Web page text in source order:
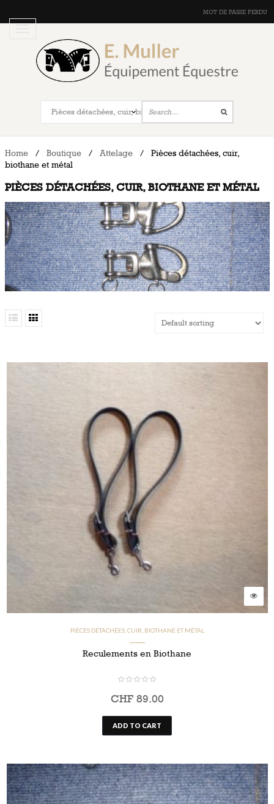
MOT DE PASSE PERDU
Home / Boutique / Attelage /
Pièces détachées, cuir,
biothane et métal
PIÈCES DÉTACHÉES, CUIR, BIOTHANE ET MÉTAL
PIÈCES DÉTACHÉES, CUIR, BIOTHANE ET MÉTAL
Reculements en Biothane
CHF89.00
ADD TO CART